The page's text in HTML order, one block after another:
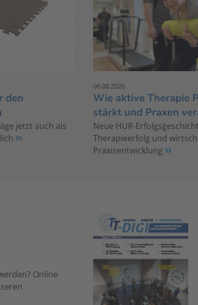
den
jetzt auch als
06.08.2026
Wie aktive Therapie
stärkt und Praxen
Neue HUR-
Therapieerfolg und
Praxisentwicklung
Online